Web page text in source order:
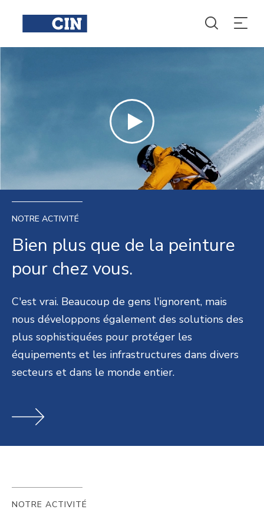
NOTRE ACTIVITÉ
Bien plus que de la peinture
pour chez vous.
C'est vrai. Beaucoup de gens l'ignorent, mais
nous développons également des solutions des
plus sophistiquées pour protéger les
équipements et les infrastructures dans divers
secteurs et dans le monde entier.
NOTRE ACTIVITÉ